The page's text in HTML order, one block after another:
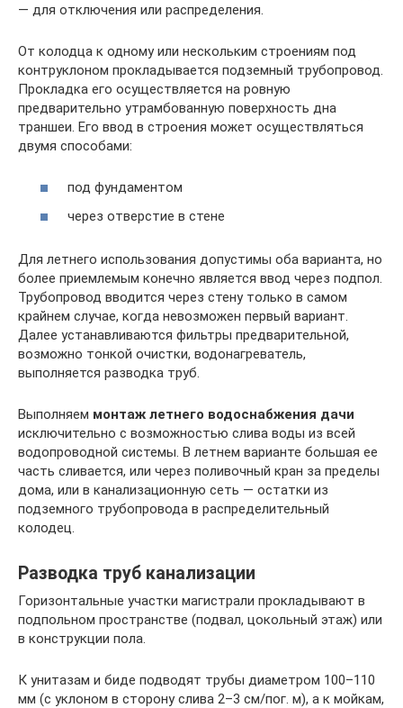
— для отключения или распределения.
От колодца к одному или нескольким строениям под
контруклоном прокладывается подземный трубопровод.
Прокладка его осуществляется на ровную
предварительно утрамбованную поверхность дна
траншеи. Его ввод в строения может осуществляться
двумя способами:
под фундаментом
через отверстие в стене
Для летнего использования допустимы оба варианта, но
более приемлемым конечно является ввод через подпол.
Трубопровод вводится через стену только в самом
крайнем случае, когда невозможен первый вариант.
Далее устанавливаются фильтры предварительной,
возможно тонкой очистки, водонагреватель,
выполняется разводка труб.
Выполняем монтаж летнего водоснабжения дачи
исключительно с возможностью слива воды из всей
водопроводной системы. В летнем варианте большая ее
часть сливается, или через поливочный кран за пределы
дома, или в канализационную сеть — остатки из
подземного трубопровода в распределительный
колодец.
Разводка труб канализации
Горизонтальные участки магистрали прокладывают в
подпольном пространстве (подвал, цокольный этаж) или
в конструкции пола.
К унитазам и биде подводят трубы диаметром 100–110
мм (с уклоном в сторону слива 2–3 см/пог. м), а к мойкам,